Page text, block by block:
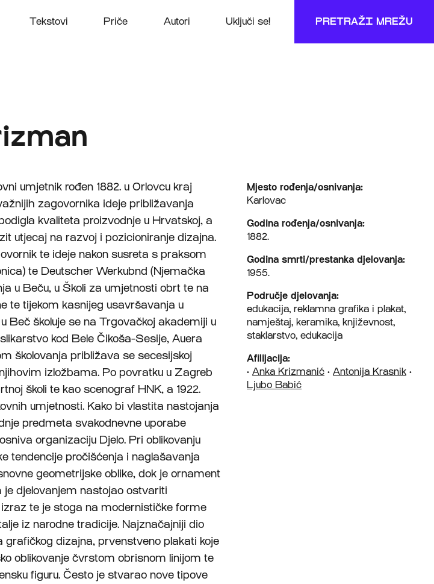
Tekstovi Priče Autori Uključi se! PRETRAŽI MREŽU
umjetnik rođen 1882. u Orlovcu kraj
zagovornika ideje približavanja
kvaliteta proizvodnje u Hrvatskoj, a
utjecaj na razvoj i pozicioniranje dizajna.
te ideje nakon susreta s praksom
te Deutscher Werkubnd (Njemačka
u Beču, u Školi za umjetnosti obrt te na
te tijekom kasnijeg usavršavanja u
Beč školuje se na Trgovačkoj akademiji u
kod Bele Čikoša-Sesije, Auera
školovanja približava se secesijskoj
izložbama. Po povratku u Zagreb
školi te kao scenograf HNK, a 1922.
umjetnosti. Kako bi vlastita nastojanja
predmeta svakodnevne uporabe
organizaciju Djelo. Pri oblikovanju
tendencije pročišćenja i naglašavanja
geometrijske oblike, dok je ornament
djelovanjem nastojao ostvariti
te je stoga na modernističke forme
iz narodne tradicije. Najznačajniji dio
grafičkog dizajna, prvenstveno plakati koje
oblikovanje čvrstom obrisnom linijom te
figuru. Često je stvarao nove tipove
Mjesto rođenja/osnivanja:
Karlovac
Godina rođenja/osnivanja:
1882.
Godina smrti/prestanka djelovanja:
1955.
Područje djelovanja:
edukacija, reklamna grafika i plakat,
namještaj, keramika, književnost,
staklarstvo, edukacija
Afilijacija:
• Anka Krizmanić • Antonija Krasnik •
Ljubo Babić